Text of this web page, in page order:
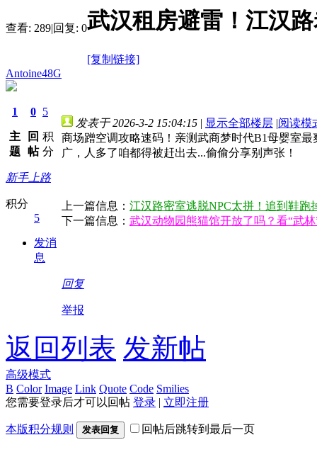
查看: 289|回复: 0武汉租房避雷！江汉
[复制链接]
Antoine48G
1
主
题
0
回
帖
5
积
分
新手上路
积分
5
发消
息
发表于 2026-3-2 15:04:15 | 显示全部楼层 |阅读模
商场蹭空调攻略速码！亲测武商梦时代B1母婴室
广，人多了咱都得被赶出去...偷偷分享别声张！
上一篇信息： 江汉路密室逃脱NPC太拼！追到鞋跑
下一篇信息： 武汉动物园熊猫馆开放了吗？看“武
回复
举报
返回列表 发新帖
高级模式
B Color Image Link Quote Code Smilies
您需要登录后才可以回帖 登录 | 立即注册
本版积分规则 发表回复 回帖后跳转到最后一页